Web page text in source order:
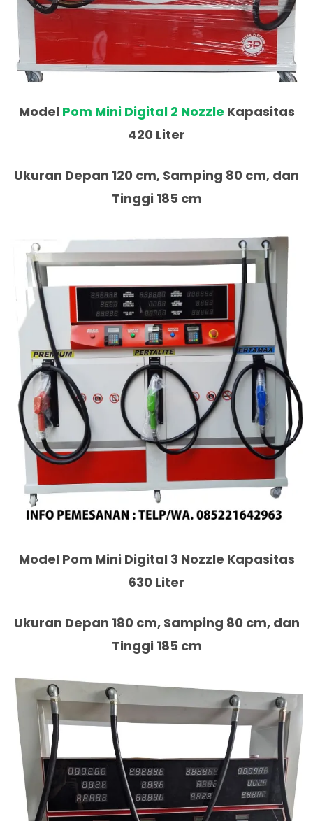
Model Pom Mini Digital 2 Nozzle Kapasitas
420 Liter
Ukuran Depan 120 cm, Samping 80 cm, dan
Tinggi 185 cm
Model Pom Mini Digital 3 Nozzle Kapasitas
630 Liter
Ukuran Depan 180 cm, Samping 80 cm, dan
Tinggi 185 cm